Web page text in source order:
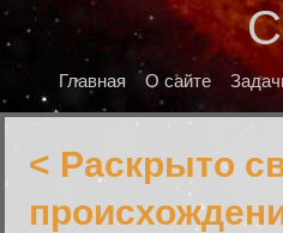
Главная О сайте
< Раскрыто